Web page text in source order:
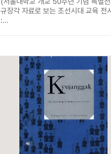
규장각 자료로 보는 조선시대 교육 전
:...